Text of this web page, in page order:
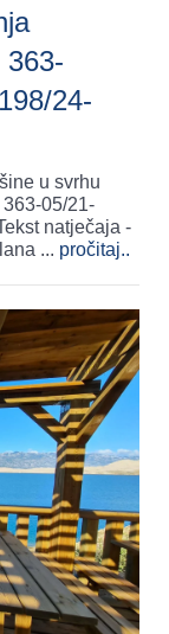
363-
u svrhu
05/21-
... pročitaj..